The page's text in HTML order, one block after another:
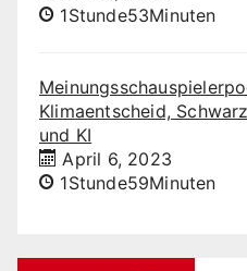
1Stunde53Minuten
Klimaentscheid,
und KI
April 6, 2023
1Stunde59Minuten